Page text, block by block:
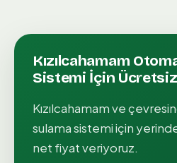
Kızılcahamam
Sistemi İçin
Kızılcahamamve
sulama sistemiiçin
net fiyat veriyoruz.